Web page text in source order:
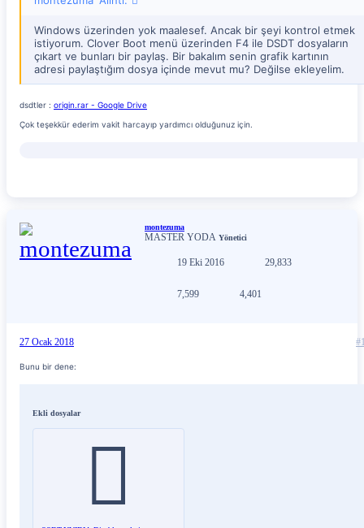
Windows üzerinden yok maalesef. Ancak bir şeyi kontrol etmek
istiyorum. Clover Boot menü üzerinden F4 ile DSDT dosyaların
çıkart ve bunları bir paylaş. Bir bakalım senin grafik kartının
adresi paylaştığım dosya içinde mevut mu? Değilse ekleyelim.
dsdtler : origin.rar - Google Drive
Çok teşekkür ederim vakit harcayıp yardımcı olduğunuz için.
montezuma
MASTER YODA Yönetici
19 Eki 2016 29,833
7,599 4,401
27 Ocak 2018
Bunu bir dene:
Ekli dosyalar